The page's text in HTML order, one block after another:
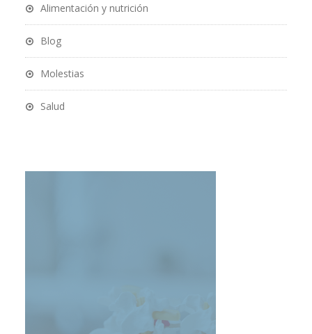
Alimentación y nutrición
Blog
Molestias
Salud